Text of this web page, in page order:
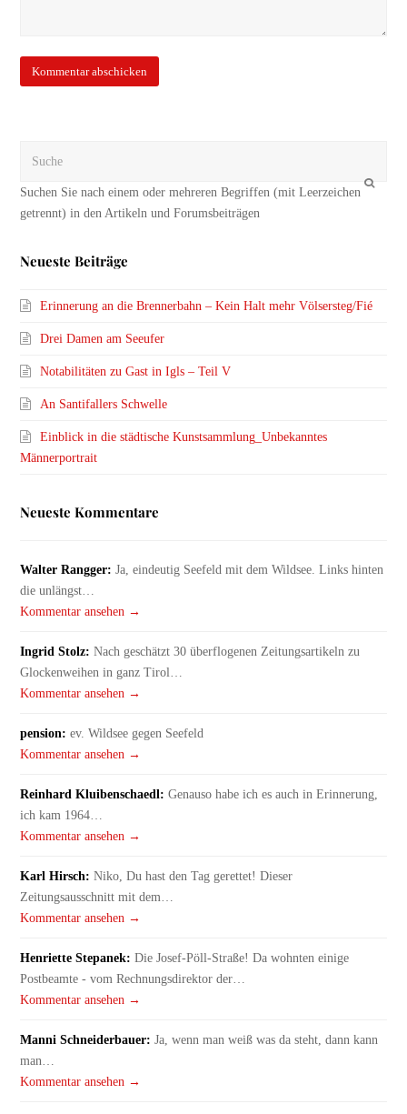
OK
Neueste Beiträge
Erinnerung an die Brennerbahn – Kein Halt mehr Völsersteg/Fié
Drei Damen am Seeufer
Notabilitäten zu Gast in Igls – Teil V
An Santifallers Schwelle
Einblick in die städtische Kunstsammlung_Unbekanntes
Männerportrait
Neueste Kommentare
Walter Rangger: Ja, eindeutig Seefeld mit dem Wildsee. Links hinten
die unlängst…
Kommentar ansehen →
Ingrid Stolz: Nach geschätzt 30 überflogenen Zeitungsartikeln zu
Glockenweihen in ganz Tirol…
Kommentar ansehen →
pension: ev. Wildsee gegen Seefeld
Kommentar ansehen →
Reinhard Kluibenschaedl: Genauso habe ich es auch in Erinnerung,
ich kam 1964…
Kommentar ansehen →
Karl Hirsch: Niko, Du hast den Tag gerettet! Dieser
Zeitungsausschnitt mit dem…
Kommentar ansehen →
Henriette Stepanek: Die Josef-Pöll-Straße! Da wohnten einige
Postbeamte - vom Rechnungsdirektor der…
Kommentar ansehen →
Manni Schneiderbauer: Ja, wenn man weiß was da steht, dann kann
man…
Kommentar ansehen →